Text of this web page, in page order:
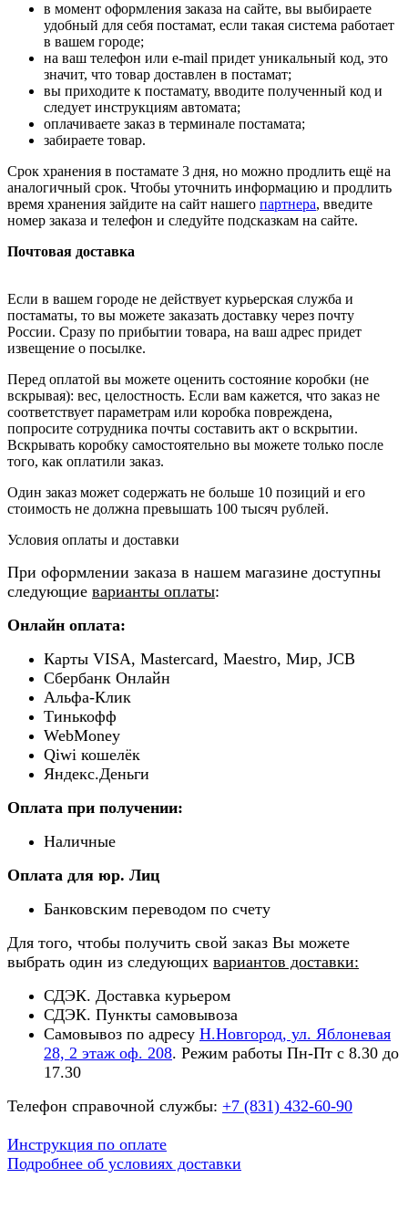
в момент оформления заказа на сайте, вы выбираете
удобный для себя постамат, если такая система работает
в вашем городе;
на ваш телефон или e-mail придет уникальный код, это
значит, что товар доставлен в постамат;
вы приходите к постамату, вводите полученный код и
следует инструкциям автомата;
оплачиваете заказ в терминале постамата;
забираете товар.
Срок хранения в постамате 3 дня, но можно продлить ещё на
аналогичный срок. Чтобы уточнить информацию и продлить
время хранения зайдите на сайт нашего партнера, введите
номер заказа и телефон и следуйте подсказкам на сайте.
Почтовая доставка
Если в вашем городе не действует курьерская служба и
постаматы, то вы можете заказать доставку через почту
России. Сразу по прибытии товара, на ваш адрес придет
извещение о посылке.
Перед оплатой вы можете оценить состояние коробки (не
вскрывая): вес, целостность. Если вам кажется, что заказ не
соответствует параметрам или коробка повреждена,
попросите сотрудника почты составить акт о вскрытии.
Вскрывать коробку самостоятельно вы можете только после
того, как оплатили заказ.
Один заказ может содержать не больше 10 позиций и его
стоимость не должна превышать 100 тысяч рублей.
Условия оплаты и доставки
При оформлении заказа в нашем магазине доступны
следующие варианты оплаты:
Онлайн оплата:
Карты VISA, Mastercard, Maestro, Мир, JCB
Сбербанк Онлайн
Альфа-Клик
Тинькофф
WebMoney
Qiwi кошелёк
Яндекс.Деньги
Оплата при получении:
Наличные
Оплата для юр. Лиц
Банковским переводом по счету
Для того, чтобы получить свой заказ Вы можете
выбрать один из следующих вариантов доставки:
СДЭК. Доставка курьером
СДЭК. Пункты самовывоза
Самовывоз по адресу Н.Новгород, ул. Яблоневая
28, 2 этаж оф. 208. Режим работы Пн-Пт с 8.30 до
17.30
Телефон справочной службы: +7 (831) 432-60-90
Инструкция по оплате
Подробнее об условиях доставки